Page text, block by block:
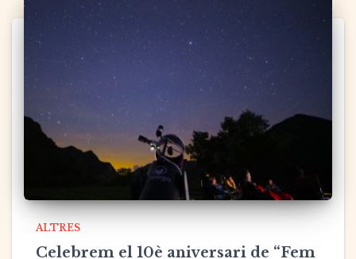
ALTRES
Celebrem el 10è aniversari de “Fem